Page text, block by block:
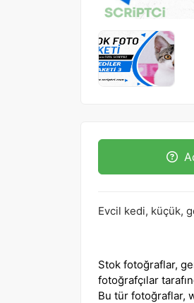
Evcil kedi, küçük,
Stok fotoğraflar,
fotoğrafçılar
Bu tür fotoğraflar,